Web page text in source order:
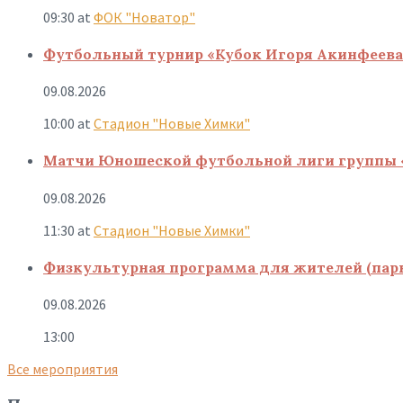
09:30 at ФОК "Новатор"
Футбольный турнир «Кубок Игоря
09.08.2026
10:00 at Стадион "Новые Химки"
Матчи Юношеской футбольной лиги группы
09.08.2026
11:30 at Стадион "Новые Химки"
Физкультурная программа для жителей
09.08.2026
13:00
Все мероприятия